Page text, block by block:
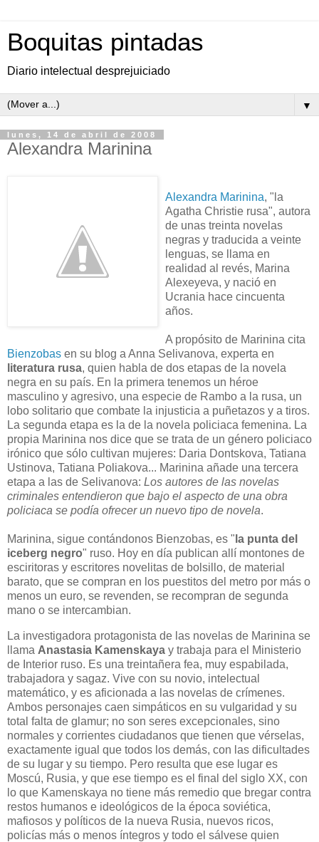
Boquitas pintadas
Diario intelectual desprejuiciado
▼
lunes, 14 de abril de 2008
Alexandra Marinina
Alexandra Marinina, "la
Agatha Christie rusa", autora
de unas treinta novelas
negras y traducida a veinte
lenguas, se llama en
realidad al revés, Marina
Alexeyeva, y nació en
Ucrania hace cincuenta
años.
A propósito de Marinina cita
Bienzobas en su blog a Anna Selivanova, experta en
literatura rusa, quien habla de dos etapas de la novela
negra en su país. En la primera tenemos un héroe
masculino y agresivo, una especie de Rambo a la rusa, un
lobo solitario que combate la injusticia a puñetazos y a tiros.
La segunda etapa es la de la novela policiaca femenina. La
propia Marinina nos dice que se trata de un género policiaco
irónico que sólo cultivan mujeres: Daria Dontskova, Tatiana
Ustinova, Tatiana Poliakova... Marinina añade una tercera
etapa a las de Selivanova: Los autores de las novelas
criminales entendieron que bajo el aspecto de una obra
policiaca se podía ofrecer un nuevo tipo de novela.
Marinina, sigue contándonos Bienzobas, es " la punta del
iceberg negro" ruso. Hoy en día publican allí montones de
esciritoras y escritores novelitas de bolsillo, de material
barato, que se compran en los puestitos del metro por más o
menos un euro, se revenden, se recompran de segunda
mano o se intercambian.
La investigadora protagonista de las novelas de Marinina se
llama Anastasia Kamenskaya y trabaja para el Ministerio
de Interior ruso. Es una treintañera fea, muy espabilada,
trabajadora y sagaz. Vive con su novio, intelectual
matemático, y es aficionada a las novelas de crímenes.
Ambos personajes caen simpáticos en su vulgaridad y su
total falta de glamur; no son seres excepcionales, sino
normales y corrientes ciudadanos que tienen que vérselas,
exactamente igual que todos los demás, con las dificultades
de su lugar y su tiempo. Pero resulta que ese lugar es
Moscú, Rusia, y que ese tiempo es el final del siglo XX, con
lo que Kamenskaya no tiene más remedio que bregar contra
restos humanos e ideológicos de la época soviética,
mafiosos y políticos de la nueva Rusia, nuevos ricos,
policías más o menos íntegros y todo el sálvese quien